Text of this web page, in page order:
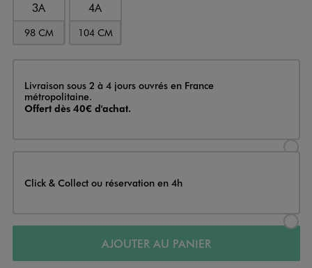
3A
98 CM
4A
104 CM
Livraison
Livraison sous 2 à 4 jours ouvrés en France
métropolitaine.
Offert dès 40€ d'achat.
Click & Collect ou réservation en 4h
AJOUTER AU PANIER